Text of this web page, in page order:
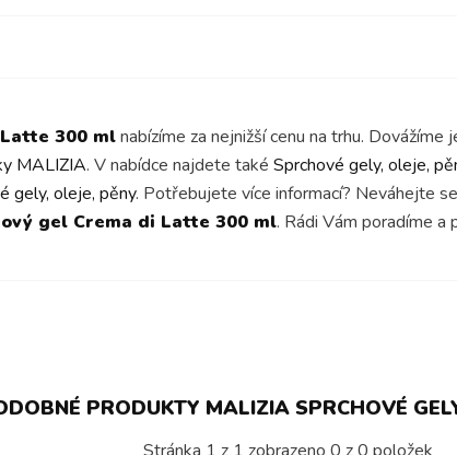
300 mlnabízíme za nejnižší cenu na trhu.
MALIZIA. V nabídce najdete také Sprchové gely, oleje,
gely, oleje, pěny. Potřebujete více informací? Neváhejte
gel Crema di Latte 300 ml. Rádi Vám poradíme a
PRODUKTY MALIZIA SPRCHOVÉ